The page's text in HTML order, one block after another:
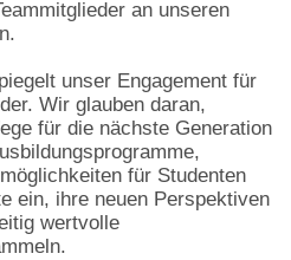
an unseren
unser Engagement für
Wir glauben daran,
für die nächste Generation
für Studenten
ein, ihre neuen Perspektiven
wertvolle